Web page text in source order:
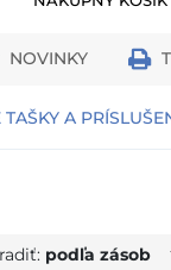
NOVINKY
TAŠKY A
podľa zásob